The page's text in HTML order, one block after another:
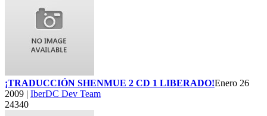
¡TRADUCCIÓN SHENMUE 2 CD 1 LIBERADO!Enero 26
2009 | IberDC Dev Team
24340